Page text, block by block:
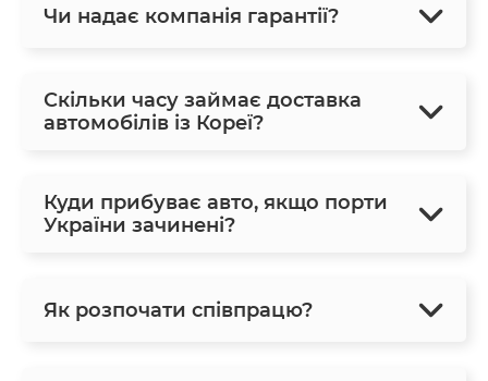
Чи надає компанія гарантії?
Скільки часу займає доставка
автомобілів із Кореї?
Куди прибуває авто, якщо порти
України зачинені?
Як розпочати співпрацю?